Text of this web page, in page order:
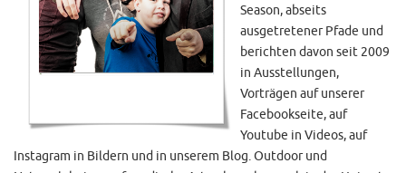
Season, abseits
ausgetretener Pfade und
berichten davon seit 2009
in Ausstellungen,
Vorträgen auf unserer
Facebookseite, auf
Youtube in Videos, auf
Instagram in Bildern und in unserem Blog. Outdoor und